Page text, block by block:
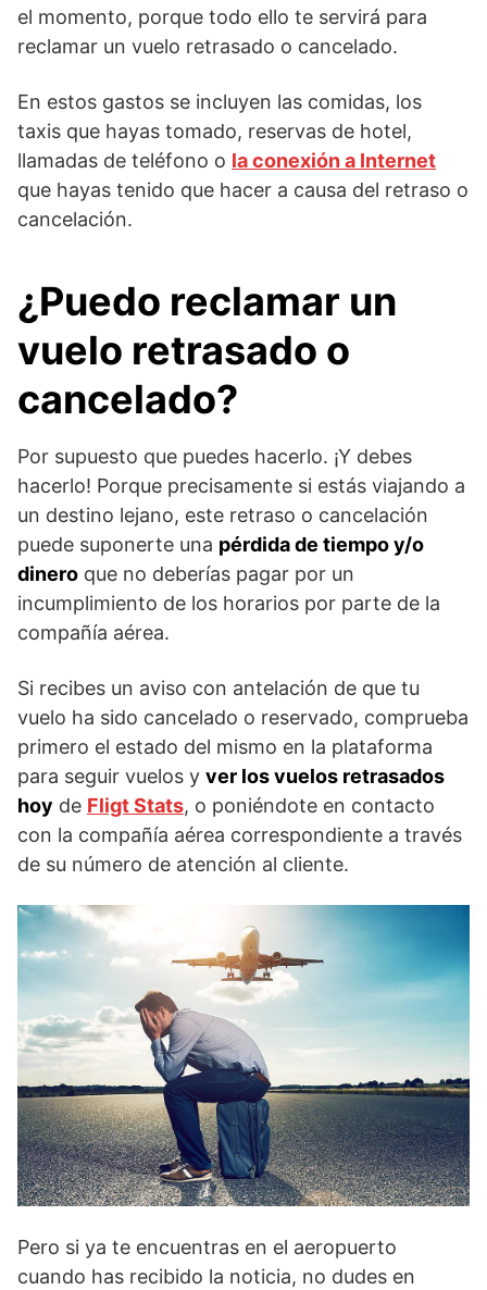
el momento, porque todo ello te servirá para
reclamar un vuelo retrasado o cancelado.
En estos gastos se incluyen las comidas, los
taxis que hayas tomado, reservas de hotel,
llamadas de teléfono o la conexión a Internet
que hayas tenido que hacer a causa del retraso o
cancelación.
¿Puedo reclamar un
vuelo retrasado o
cancelado?
Por supuesto que puedes hacerlo. ¡Y debes
hacerlo! Porque precisamente si estás viajando a
un destino lejano, este retraso o cancelación
puede suponerte una pérdida de tiempo y/o
dinero que no deberías pagar por un
incumplimiento de los horarios por parte de la
compañía aérea.
Si recibes un aviso con antelación de que tu
vuelo ha sido cancelado o reservado, comprueba
primero el estado del mismo en la plataforma
para seguir vuelos y ver los vuelos retrasados
hoy de Fligt Stats, o poniéndote en contacto
con la compañía aérea correspondiente a través
de su número de atención al cliente.
Pero si ya te encuentras en el aeropuerto
cuando has recibido la noticia, no dudes en